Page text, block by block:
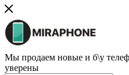
Мы продаем новые и б\у
уверены